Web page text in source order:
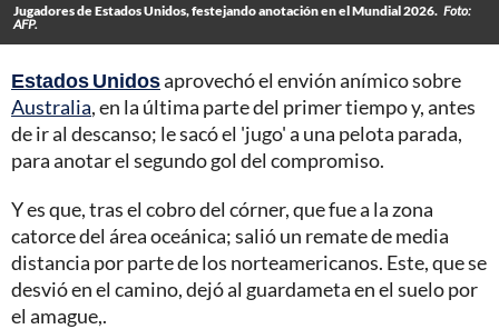
Jugadores de Estados Unidos, festejando anotación en el Mundial 2026. Foto:
AFP.
Estados Unidosaprovechó el envión anímico sobre
Australia, en la última parte del primer tiempo y, antes
de ir al descanso; le sacó el 'jugo' a una pelota parada,
para anotar el segundo gol del compromiso.
Y es que, tras el cobro del córner, que fue a la zona
catorce del área oceánica; salió un remate de media
distancia por parte de los norteamericanos. Este, que se
desvió en el camino, dejó al guardameta en el suelo por
el amague,.